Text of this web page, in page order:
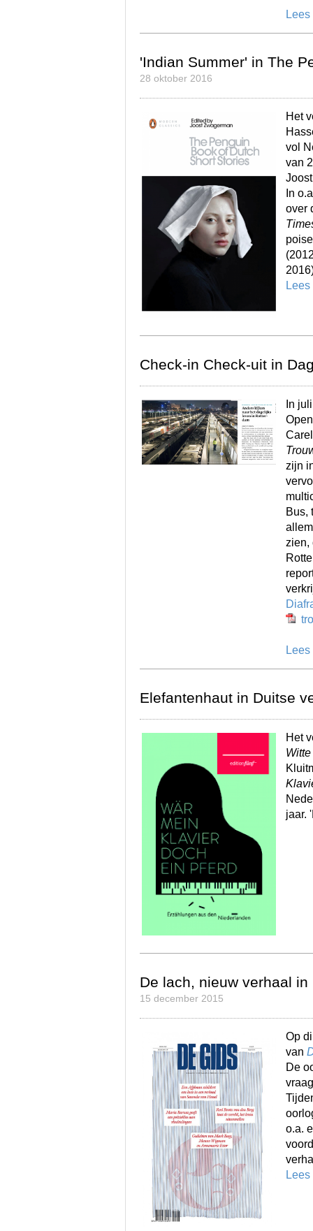
Lees
'Indian Summer' in The
28 oktober 2016
Het
vol
van
In
over
Lees
Check-in Check-uit in
In
zijn
Bus,
zien,
Lees
Elefantenhaut in Duitse
Het
jaar.
De lach, nieuw verhaal
15 december 2015
Op
van
De
o.a.
Lees